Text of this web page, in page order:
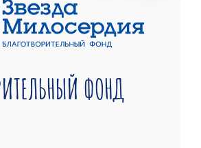
ФОНД